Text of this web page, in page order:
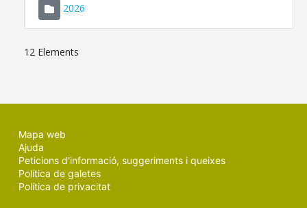
2026
12 Elements
Mapa web
Ajuda
Peticions d'informació, suggeriments i queixes
Política de galetes
Política de privacitat